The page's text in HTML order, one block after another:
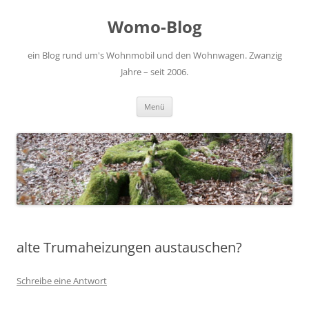
Womo-Blog
ein Blog rund um's Wohnmobil und den Wohnwagen. Zwanzig
Jahre – seit 2006.
Menü
alte Trumaheizungen austauschen?
Schreibe eine Antwort